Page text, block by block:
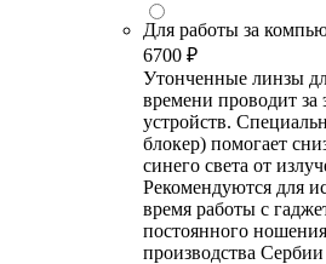
Для работы за
6700 ₽
Утонченные линзы
времени проводит
устройств.
блокер) помогает
синего света от
Рекомендуются для
время работы с
постоянного
производства